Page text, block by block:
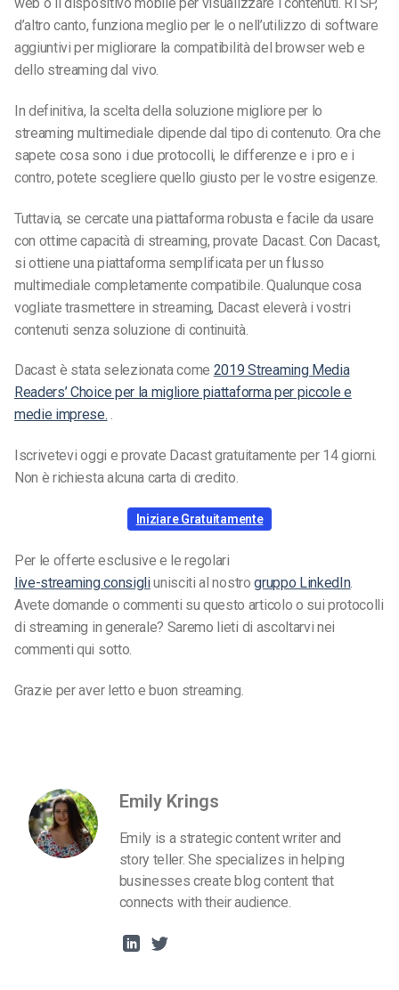
d’altro canto, funziona meglio per le o nell’utilizzo di software
aggiuntivi per migliorare la compatibilità del browser web e
dello streaming dal vivo.
In definitiva, la scelta della soluzione migliore per lo
streaming multimediale dipende dal tipo di contenuto. Ora che
sapete cosa sono i due protocolli, le differenze e i pro e i
contro, potete scegliere quello giusto per le vostre esigenze.
Tuttavia, se cercate una piattaforma robusta e facile da usare
con ottime capacità di streaming, provate Dacast. Con Dacast,
si ottiene una piattaforma semplificata per un flusso
multimediale completamente compatibile. Qualunque cosa
vogliate trasmettere in streaming, Dacast eleverà i vostri
contenuti senza soluzione di continuità.
Dacast è stata selezionata come 2019 Streaming Media
Readers’ Choice per la migliore piattaforma per piccole e
medie imprese. .
Iscrivetevi oggi e provate Dacast gratuitamente per 14 giorni.
Non è richiesta alcuna carta di credito.
Iniziare Gratuitamente
Per le offerte esclusive e le regolari
live-streamingconsigliunisciti al nostrogruppo LinkedIn.
Avete domande o commenti su questo articolo o sui protocolli
di streaming in generale? Saremo lieti di ascoltarvi nei
commenti qui sotto.
Grazie per aver letto e buon streaming.
Emily Krings
Emily is a strategic content writer and
story teller. She specializes in helping
businesses create blog content that
connects with their audience.